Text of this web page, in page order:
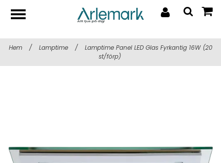
Hem / Lamptime /
Lamptime Panel LED Glas Fyrkantig 16W (20
st/förp)